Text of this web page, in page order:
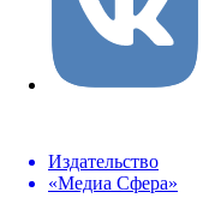
Издательство
«Медиа Сфера»